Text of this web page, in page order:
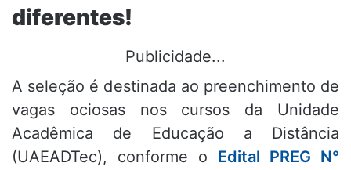
diferentes!
Publicidade...
A seleção é destinada ao preenchimento de
vagas ociosas nos cursos da Unidade
Acadêmica de Educação a Distância
(UAEADTec), conforme o Edital PREG N°